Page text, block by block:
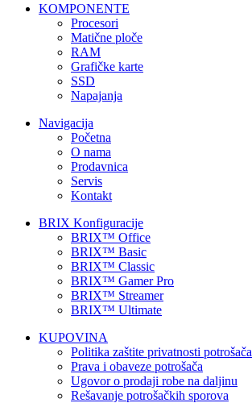
KOMPONENTE
Procesori
Matične ploče
RAM
Grafičke karte
SSD
Napajanja
Navigacija
Početna
O nama
Prodavnica
Servis
Kontakt
BRIX Konfiguracije
BRIX™ Office
BRIX™ Basic
BRIX™ Classic
BRIX™ Gamer Pro
BRIX™ Streamer
BRIX™ Ultimate
KUPOVINA
Politika zaštite privatnosti potrošača
Prava i obaveze potrošača
Ugovor o prodaji robe na daljinu
Rešavanje potrošačkih sporova